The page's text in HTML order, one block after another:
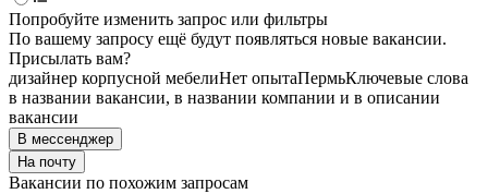
Попробуйте изменить запрос или фильтры
По вашему запросу ещё будут появляться новые вакансии.
Присылать вам?
дизайнер корпусной мебелиНет опытаПермьКлючевые слова
в названии вакансии, в названии компании и в описании
вакансии
В мессенджер
На почту
Вакансии по похожим запросам